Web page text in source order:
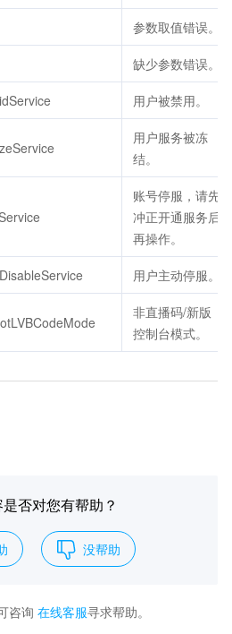
参数取值错误。
缺少参数错误。
用户被禁用。
用户服务被冻
结。
账号停服，请先
冲正开通服务后
再操作。
用户主动停服。
非直播码/新版
控制台模式。
否对您有帮助？
没帮助
咨询 在线客服寻求帮助。